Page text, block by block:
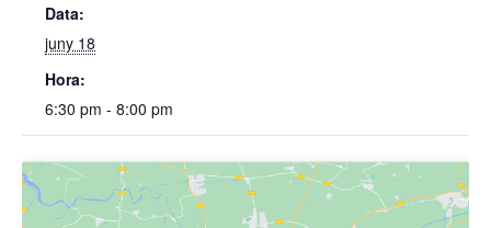
Data:
juny 18
Hora:
6:30 pm - 8:00 pm